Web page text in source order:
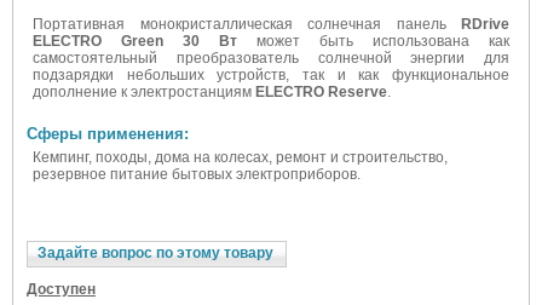
Портативная монокристаллическая солнечная панель
RDrive
ELECTRO Green 30 Вт может быть использована как
самостоятельный преобразователь солнечной энергии для
подзарядки небольших устройств, так и как функциональное
дополнение к электростанциям ELECTRO Reserve.
Сферы применения:
Кемпинг, походы, дома на колесах, ремонт и строительство,
резервное питание бытовых электроприборов.
Задайте вопрос по этому товару
Доступен